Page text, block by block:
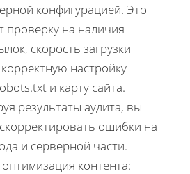
конфигурацией. Это
проверку на наличия
скорость загрузки
настройку
и карту сайта.
результаты аудита, вы
ошибки на
и серверной части.
контента: